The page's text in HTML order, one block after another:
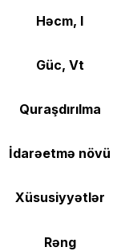
Həcm, l
Güc, Vt
Quraşdırılma
İdarəetmə növü
Xüsusiyyətlər
Rəng